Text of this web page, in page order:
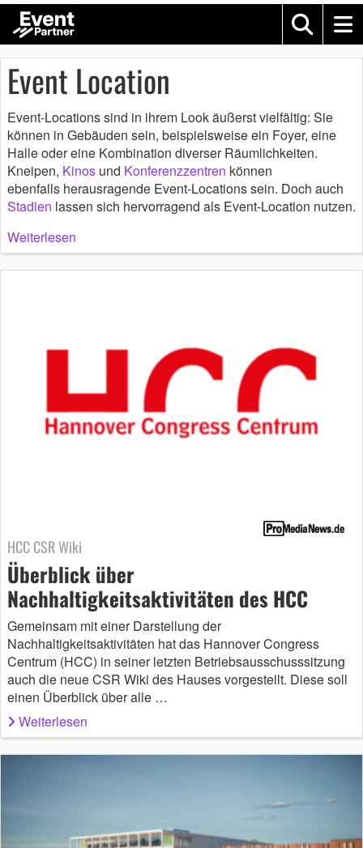
Event Location
Event-Locations sind in ihrem Look äußerst vielfältig: Sie
können in Gebäuden sein, beispielsweise ein Foyer, eine
Halle oder eine Kombination diverser Räumlichkeiten.
Kneipen, Kinos und Konferenzzentren können
ebenfalls herausragende Event-Locations sein. Doch auch
Stadien lassen sich hervorragend als Event-Location nutzen.
Weiterlesen
HCC CSR Wiki
Überblick über
Nachhaltigkeitsaktivitäten des HCC
Gemeinsam mit einer Darstellung der
Nachhaltigkeitsaktivitäten hat das Hannover Congress
Centrum (HCC) in seiner letzten Betriebsausschusssitzung
auch die neue CSR Wiki des Hauses vorgestellt. Diese soll
einen Überblick über alle …
Weiterlesen